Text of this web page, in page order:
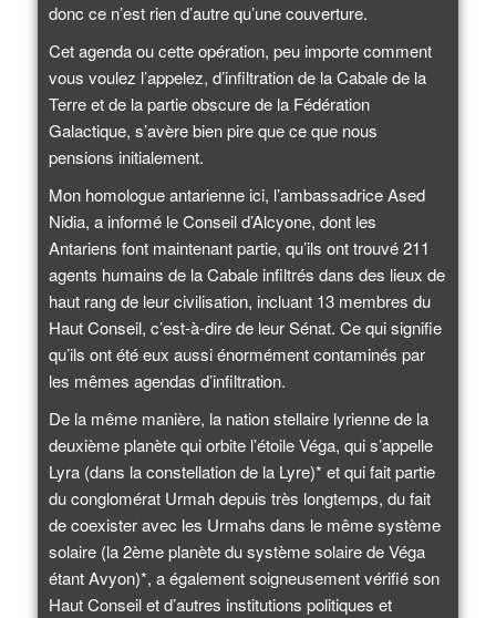
donc ce n’est rien d’autre qu’une couverture.
Cet agenda ou cette opération, peu importe comment
vous voulez l’appelez, d’infiltration de la Cabale de la
Terre et de la partie obscure de la Fédération
Galactique, s’avère bien pire que ce que nous
pensions initialement.
Mon homologue antarienne ici, l’ambassadrice Ased
Nidia, a informé le Conseil d’Alcyone, dont les
Antariens font maintenant partie, qu’ils ont trouvé 211
agents humains de la Cabale infiltrés dans des lieux de
haut rang de leur civilisation, incluant 13 membres du
Haut Conseil, c’est-à-dire de leur Sénat. Ce qui signifie
qu’ils ont été eux aussi énormément contaminés par
les mêmes agendas d’infiltration.
De la même manière, la nation stellaire lyrienne de la
deuxième planète qui orbite l’étoile Véga, qui s’appelle
Lyra (dans la constellation de la Lyre)* et qui fait partie
du conglomérat Urmah depuis très longtemps, du fait
de coexister avec les Urmahs dans le même système
solaire (la 2ème planète du système solaire de Véga
étant Avyon)*, a également soigneusement vérifié son
Haut Conseil et d’autres institutions politiques et